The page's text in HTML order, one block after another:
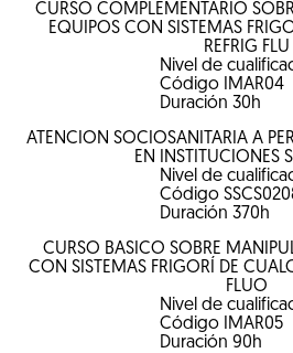
CURSO COMPLEMENTARIO
EQUIPOS CON SISTEMAS
REFRIG FLU
Nivel de
Código
IMAR04
Duración 30h
ATENCIÓN SOCIOSANITARIA A
EN INSTITUCIONES
Nivel de
Código
Duración 370h
CURSO BÁSICO SOBRE
CON SISTEMAS FRIGORÍ DE
FLUO
Nivel de
Código
IMAR05
Duración 90h